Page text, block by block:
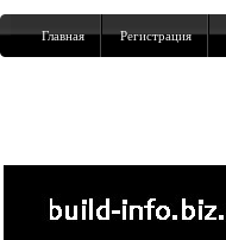
Главная Регистрация